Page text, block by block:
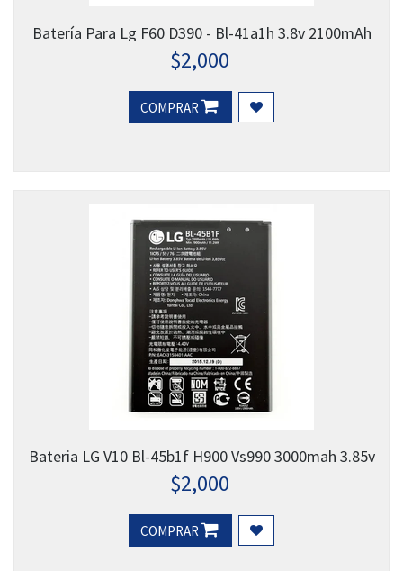
Batería Para Lg F60 D390 - Bl-41a1h 3.8v 2100mAh
$2,000
COMPRAR
Bateria LG V10 Bl-45b1f H900 Vs990 3000mah 3.85v
$2,000
COMPRAR